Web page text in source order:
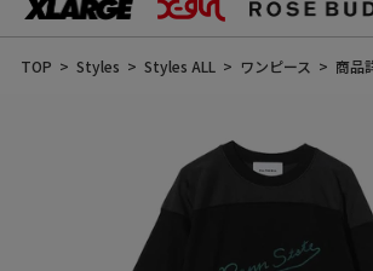
テ
め
TOP Styles Styles ALL ワンピース 商品